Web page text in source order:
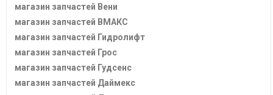
магазин запчастей Вени
магазин запчастей ВМАКС
магазин запчастей Гидролифт
магазин запчастей Грос
магазин запчастей Гудсенс
магазин запчастей Даймекс